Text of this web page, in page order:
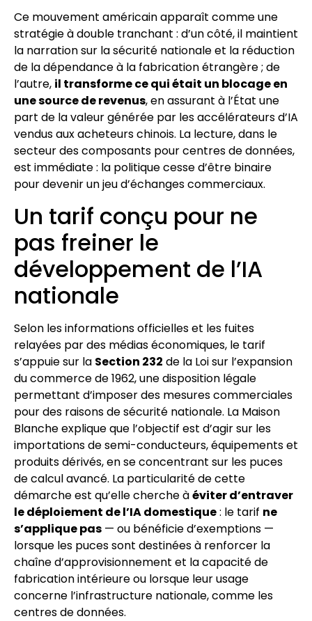
Ce mouvement américain apparaît comme une
stratégie à double tranchant : d’un côté, il maintient
la narration sur la sécurité nationale et la réduction
de la dépendance à la fabrication étrangère ; de
l’autre, il transforme ce qui était un blocage en
une source de revenus, en assurant à l’État une
part de la valeur générée par les accélérateurs d’IA
vendus aux acheteurs chinois. La lecture, dans le
secteur des composants pour centres de données,
est immédiate : la politique cesse d’être binaire
pour devenir un jeu d’échanges commerciaux.
Un tarif conçu pour ne
pas freiner le
développement de l’IA
nationale
Selon les informations officielles et les fuites
relayées par des médias économiques, le tarif
s’appuie sur la Section 232 de la Loi sur l’expansion
du commerce de 1962, une disposition légale
permettant d’imposer des mesures commerciales
pour des raisons de sécurité nationale. La Maison
Blanche explique que l’objectif est d’agir sur les
importations de semi-conducteurs, équipements et
produits dérivés, en se concentrant sur les puces
de calcul avancé. La particularité de cette
démarche est qu’elle cherche àéviter d’entraver
le déploiement de l’IA domestique: le tarif ne
s’applique pas — ou bénéficie d’exemptions —
lorsque les puces sont destinées à renforcer la
chaîne d’approvisionnement et la capacité de
fabrication intérieure ou lorsque leur usage
concerne l’infrastructure nationale, comme les
centres de données.